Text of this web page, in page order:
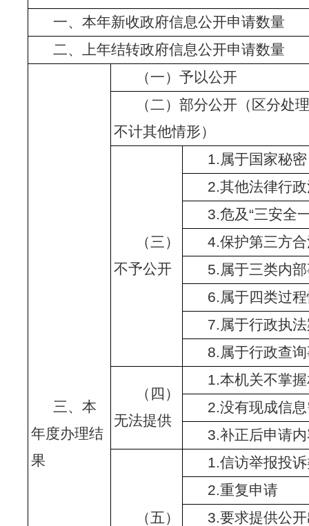
一、本年新收政府信息公开申请数量
二、上年结转政府信息公开申请数量
三、本
年度办理结
果
（一）予以公开
（二）部分公开（区分处
不计其他情形）
（三）
不予公开
1.属于国家秘密
2.其他法律行
3.危及“三安全
4.保护第三方
5.属于三类内
6.属于四类过
7.属于行政执
8.属于行政查
（四）
无法提供
1.本机关不掌
2.没有现成信
3.补正后申请
（五）
1.信访举报投
2.重复申请
3.要求提供公